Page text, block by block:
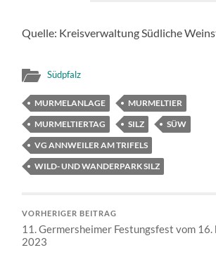
Quelle: Kreisverwaltung Südliche
Südpfalz
MURMELANLAGE
MURMELTIER
MURMELTIERTAG
SILZ
SÜW
VG ANNWEILER AM TRIFELS
WILD- UND WANDERPARK SILZ
VORHERIGER BEITRAG
11. Germersheimer Festungsfest vom 16.
2023